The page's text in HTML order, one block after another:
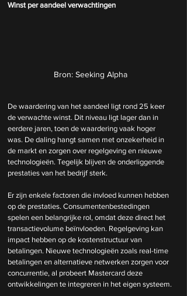
Winst per aandeel verwachtingen
Bron: Seeking Alpha
De waardering van het aandeel ligt rond 25 keer
de verwachte winst. Dit niveau ligt lager dan in
eerdere jaren, toen de waardering vaak hoger
was. De daling hangt samen met onzekerheid in
de markt en zorgen over regelgeving en nieuwe
technologieën. Tegelijk blijven de onderliggende
prestaties van het bedrijf sterk.
Er zijn enkele factoren die invloed kunnen hebben
op de prestaties. Consumentenbestedingen
spelen een belangrijke rol, omdat deze direct het
transactievolume beïnvloeden. Regelgeving kan
impact hebben op de kostenstructuur van
betalingen. Nieuwe technologieën zoals real-time
betalingen en alternatieve netwerken zorgen voor
concurrentie, al probeert Mastercard deze
ontwikkelingen te integreren in het eigen systeem.